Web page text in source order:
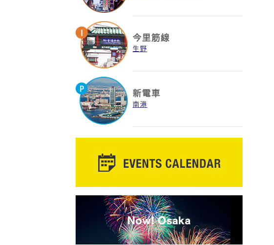
今里筋線
生野
新電車
南港